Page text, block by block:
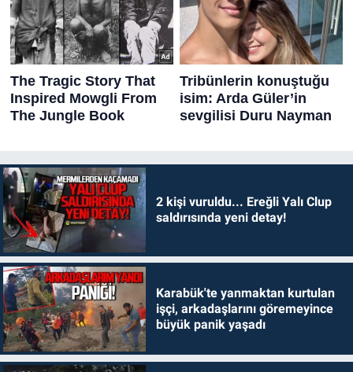
2 kişi vuruldu... Ereğli Yalı Clup
saldırısında yeni detay!
Karabük'te yanmaktan kurtulan
işçi, arkadaşlarını göremeyince
büyük panik yaşadı